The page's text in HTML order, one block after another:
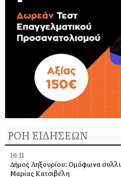
ΡΟΗ ΕΙΔΗΣΕΩΝ
16:11
Δήμος Ληξουρίου: Ομόφωνα
Μαρίας Κατσιβέλη